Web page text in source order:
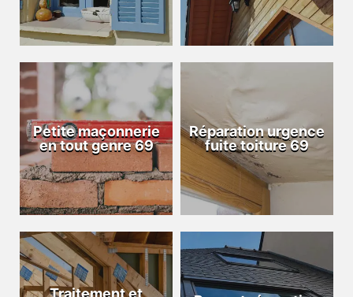
Petite maçonnerie
en tout genre 69
Réparation urgence
fuite toiture 69
Traitement et